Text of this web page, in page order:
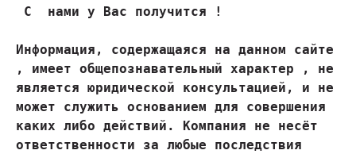
С  нами у Вас получится !
Информация, содержащаяся на данном сайте
, имеет общепознавательный характер , не
является юридической консультацией, и не
может служить основанием для совершения
каких либо действий. Компания не несёт
ответственности за любые последствия